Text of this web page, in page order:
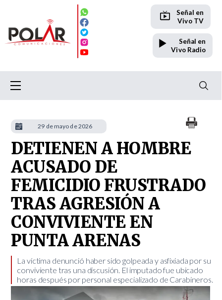
Señal en
Vivo TV
Señal en
Vivo Radio
DETIENEN A HOMBRE
ACUSADO DE
FEMICIDIO FRUSTRADO
TRAS AGRESIÓN A
CONVIVIENTE EN
PUNTA ARENAS
La víctima denunció haber sido golpeada y asfixiada por su
conviviente tras una discusión. El imputado fue ubicado
horas después por personal especializado de Carabineros.
29 de mayo de 2026